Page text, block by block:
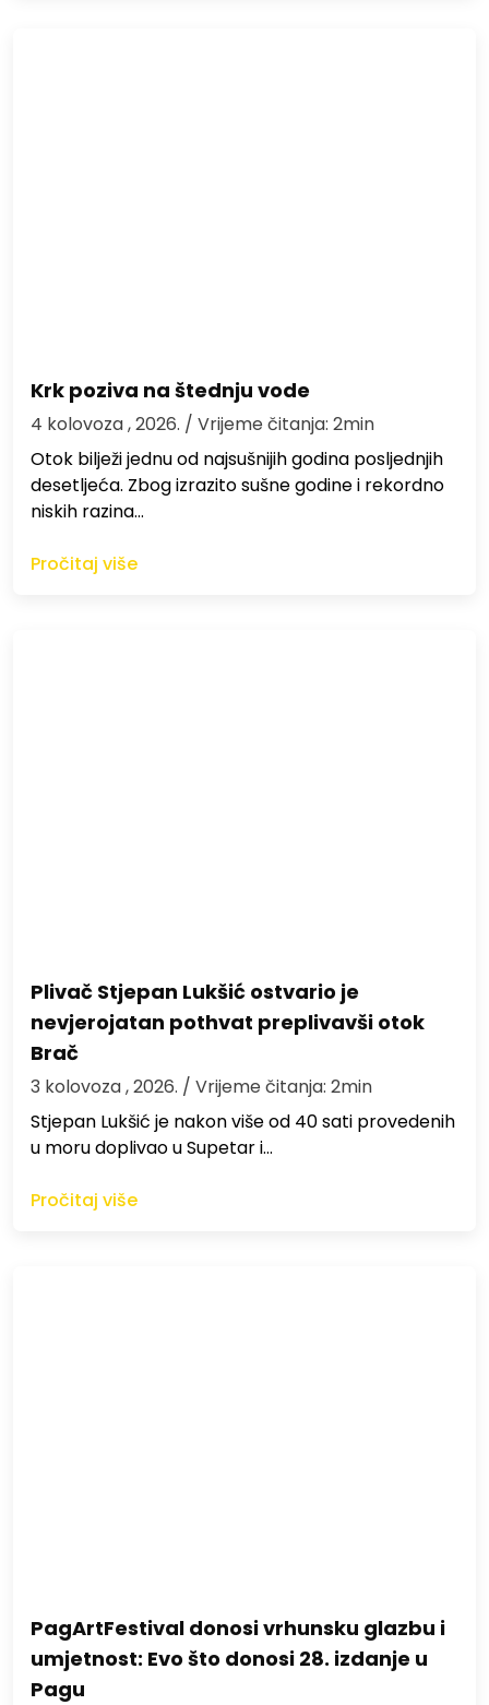
Krk poziva na štednju vode
4 kolovoza , 2026. / Vrijeme čitanja: 2min
Otok bilježi jednu od najsušnijih godina posljednjih
desetljeća. Zbog izrazito sušne godine i rekordno
niskih razina…
Pročitaj više
Plivač Stjepan Lukšić ostvario je
nevjerojatan pothvat preplivavši otok
Brač
3 kolovoza , 2026. / Vrijeme čitanja: 2min
St​jepan Lukšić je nakon više od 40 sati provedenih
u moru doplivao u Supetar i…
Pročitaj više
PagArtFestival donosi vrhunsku glazbu i
umjetnost: Evo što donosi 28. izdanje u
Pagu